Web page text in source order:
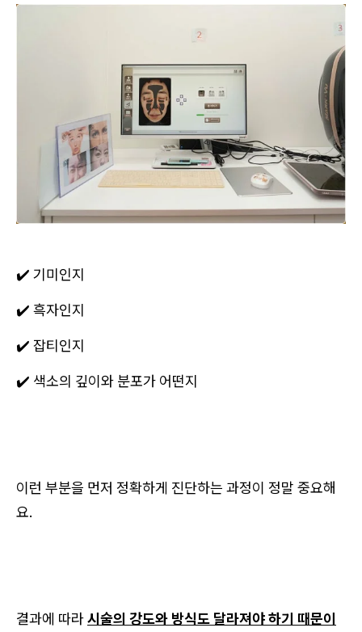
✔️ 기미인지
✔️ 흑자인지
✔️ 잡티인지
✔️ 색소의 깊이와 분포가 어떤지
이런 부분을 먼저 정확하게 진단하는 과정이 정말 중요해
요.
결과에 따라시술의 강도와 방식도 달라져야 하기 때문이